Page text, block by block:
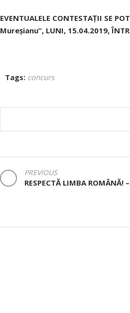
EVENTUALELE CONTESTAȚII SE
Mureșianu”, LUNI, 15.04.2019,
Tags: concurs
NAVIGARE
ÎN
PREVIOUS
RESPECTĂ LIMBA ROMÂNĂ!